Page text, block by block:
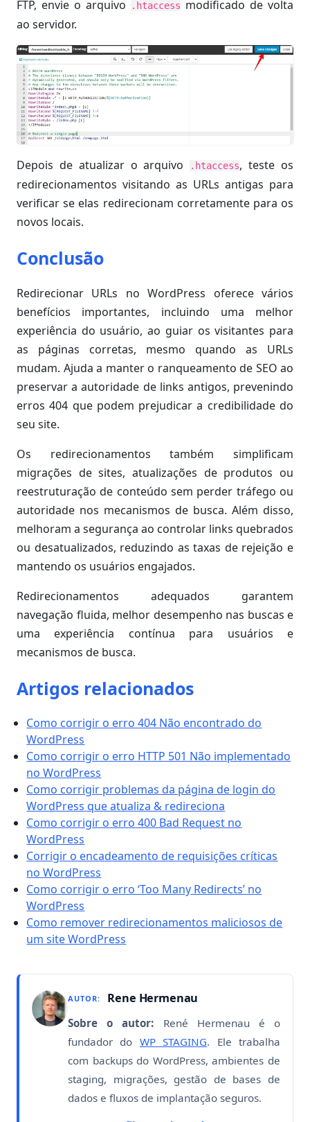
FTP, envie o arquivo .htaccess modificado de volta
ao servidor.
Depois de atualizar o arquivo .htaccess, teste os
redirecionamentos visitando as URLs antigas para
verificar se elas redirecionam corretamente para os
novos locais.
Conclusão
Redirecionar URLs no WordPress oferece vários
benefícios importantes, incluindo uma melhor
experiência do usuário, ao guiar os visitantes para
as páginas corretas, mesmo quando as URLs
mudam. Ajuda a manter o ranqueamento de SEO ao
preservar a autoridade de links antigos, prevenindo
erros 404 que podem prejudicar a credibilidade do
seu site.
Os redirecionamentos também simplificam
migrações de sites, atualizações de produtos ou
reestruturação de conteúdo sem perder tráfego ou
autoridade nos mecanismos de busca. Além disso,
melhoram a segurança ao controlar links quebrados
ou desatualizados, reduzindo as taxas de rejeição e
mantendo os usuários engajados.
Redirecionamentos adequados garantem
navegação fluida, melhor desempenho nas buscas e
uma experiência contínua para usuários e
mecanismos de busca.
Artigos relacionados
Como corrigir o erro 404 Não encontrado do
WordPress
Como corrigir o erro HTTP 501 Não implementado
no WordPress
Como corrigir problemas da página de login do
WordPress que atualiza & redireciona
Como corrigir o erro 400 Bad Request no
WordPress
Corrigir o encadeamento de requisições críticas
no WordPress
Como corrigir o erro ‘Too Many Redirects’ no
WordPress
Como remover redirecionamentos maliciosos de
um site WordPress
AUTOR: Rene Hermenau
Sobre o autor: René Hermenau é o
fundador do WP STAGING. Ele trabalha
com backups do WordPress, ambientes de
staging, migrações, gestão de bases de
dados e fluxos de implantação seguros.